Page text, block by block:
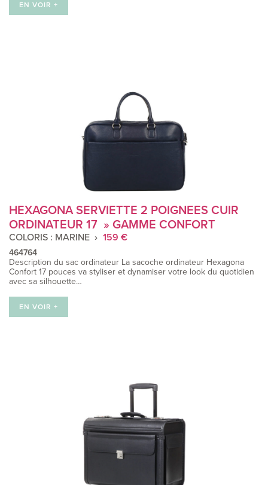
EN VOIR +
HEXAGONA SERVIETTE 2 POIGNEES CUIR
ORDINATEUR 17 » GAMME CONFORT
COLORIS : MARINE 159 €
464764
Description du sac ordinateur La sacoche ordinateur ​Hexagona
Confort 17 pouces va styliser et dynamiser votre look du quotidien
avec sa silhouette…
EN VOIR +